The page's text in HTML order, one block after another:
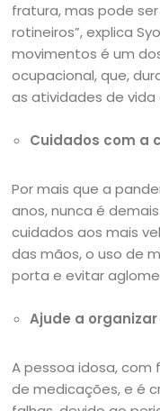
fratura, mas pode
rotineiros”, explica
movimentos é um
ocupacional, que,
as atividades de vida
Cuidados com a
Por mais que a
anos, nunca é
cuidados aos mais
das mãos, o uso de
porta e evitar
Ajude a
A pessoa idosa,
de medicações, e é